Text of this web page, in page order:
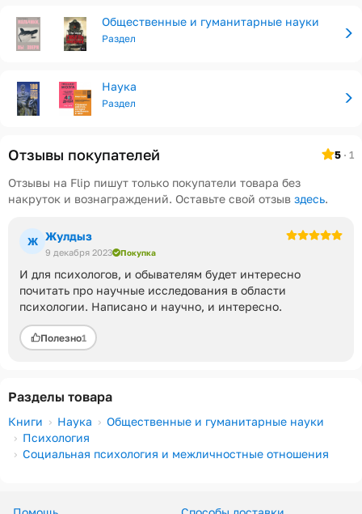
Общественные и гуманитарные науки
Раздел
Наука
Раздел
Отзывы покупателей 5 · 1
Отзывы на Flip пишут только покупатели товара без
накруток и вознаграждений. Оставьте свой отзыв здесь.
Ж Жулдыз
9 декабря 2023 Покупка
И для психологов, и обывателям будет интересно
почитать про научные исследования в области
психологии. Написано и научно, и интересно.
Полезно1
Разделы товара
Книги Наука
Общественные и гуманитарные науки
Психология
Социальная психология и межличностные отношения